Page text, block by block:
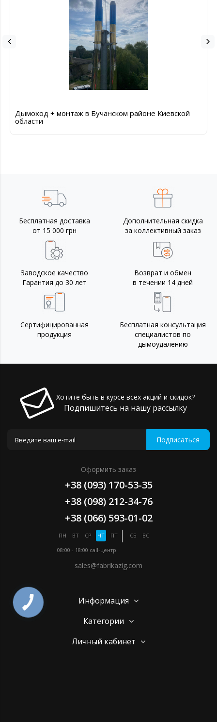
Дымоход + монтаж в Бучанском районе Киевской
области
Бесплатная доставка
от 15 000 грн
Дополнительная скидка
за коллективный заказ
Заводское качество
Гарантия до 30 лет
Возврат и обмен
в течении 14 дней
Сертифицированная
продукция
Бесплатная консультация
специалистов по
дымоудалению
Хотите быть в курсе всех акций и скидок?
Подпишитесь на нашу рассылку
Подписаться
Оформить заказ
+38 (093) 170-53-35
+38 (098) 212-34-76
+38 (066) 593-01-02
ПН ВТ СР ЧТ ПТ СБ
ВС
08:00 - 18:00 call-центр
sales@fabrikazig.com
Информация
Категории
Личный кабинет